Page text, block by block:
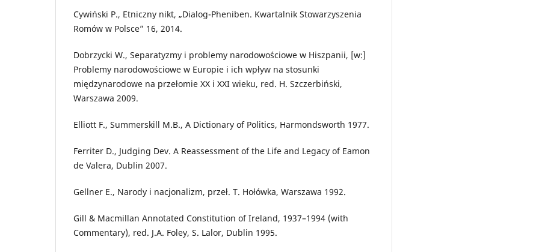
Cywiński P., Etniczny nikt, „Dialog-Pheniben. Kwartalnik Stowarzyszenia
Romów w Polsce” 16, 2014.
Dobrzycki W., Separatyzmy i problemy narodowościowe w Hiszpanii, [w:]
Problemy narodowościowe w Europie i ich wpływ na stosunki
międzynarodowe na przełomie XX i XXI wieku, red. H. Szczerbiński,
Warszawa 2009.
Elliott F., Summerskill M.B., A Dictionary of Politics, Harmondsworth 1977.
Ferriter D., Judging Dev. A Reassessment of the Life and Legacy of Eamon
de Valera, Dublin 2007.
Gellner E., Narody i nacjonalizm, przeł. T. Hołówka, Warszawa 1992.
Gill & Macmillan Annotated Constitution of Ireland, 1937–1994 (with
Commentary), red. J.A. Foley, S. Lalor, Dublin 1995.